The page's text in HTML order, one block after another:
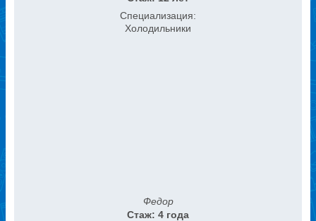
Специализация:
Холодильники
Федор
Стаж: 4 года